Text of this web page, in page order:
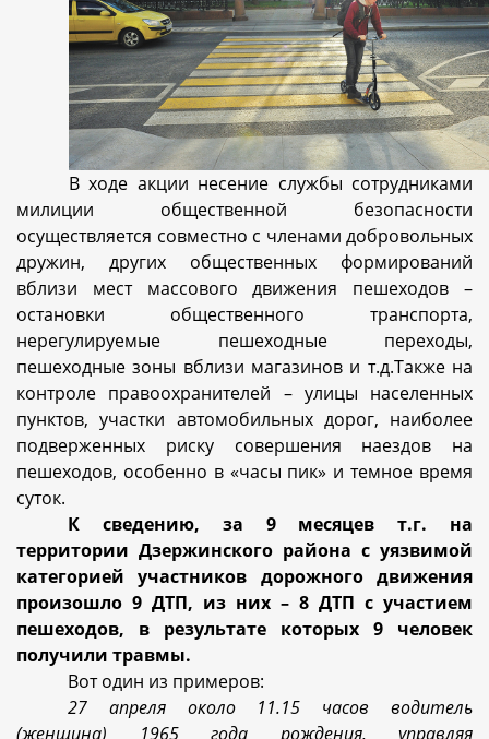
В ходе акции несение службы сотрудниками
милиции общественной безопасности
осуществляется совместно с членами добровольных
дружин, других общественных формирований
вблизи мест массового движения пешеходов –
остановки общественного транспорта,
нерегулируемые пешеходные переходы,
пешеходные зоны вблизи магазинов и т.д.Также на
контроле правоохранителей – улицы населенных
пунктов, участки автомобильных дорог, наиболее
подверженных риску совершения наездов на
пешеходов, особенно в «часы пик» и темное время
суток.
К сведению, за 9 месяцев т.г. на
территории Дзержинского района с уязвимой
категорией участников дорожного движения
произошло 9 ДТП, из них – 8 ДТП с участием
пешеходов, в результате которых 9 человек
получили травмы.
Вот один из примеров:
27 апреля около 11.15 часов водитель
(женщина) 1965 года рождения, управляя